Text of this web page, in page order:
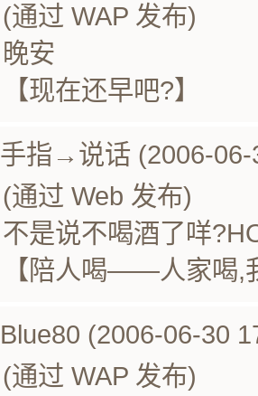
(通过 WAP 发布)
晚安
【现在还早吧?】
手指→说话 (2006-06-
(通过 Web 发布)
不是说不喝酒了咩
【陪人喝——人家喝,
Blue80 (2006-06-30
(通过 WAP 发布)